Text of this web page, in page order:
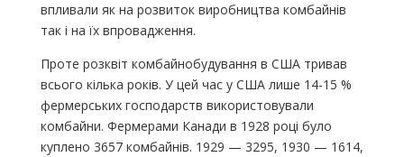
впливали як на розвиток виробництва комбайнів
так і на їх впровадження.
Проте розквіт комбайнобудування в США тривав
всього кілька років. У цей час у США лише 14-15 %
фермерських господарств використовували
комбайни. Фермерами Канади в 1928 році було
куплено 3657 комбайнів. 1929 — 3295, 1930 — 1614,